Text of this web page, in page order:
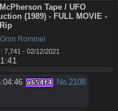
Tape / UFO
(1989) - FULL MOVIE -
Grim Rommel
7,741 - 02/12/2021
a654f4 No.2108